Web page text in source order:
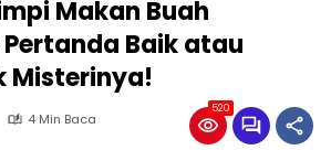
Makan Buah
Baik atau
Misterinya!
4 Min Baca
520